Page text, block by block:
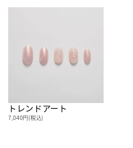
トレンドアート
7,040円(税込)